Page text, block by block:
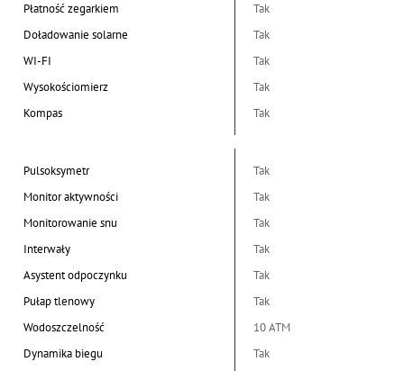
Płatność zegarkiem
Tak
Doładowanie solarne
Tak
WI-FI
Tak
Wysokościomierz
Tak
Kompas
Tak
Pulsoksymetr
Tak
Monitor aktywności
Tak
Monitorowanie snu
Tak
Interwały
Tak
Asystent odpoczynku
Tak
Pułap tlenowy
Tak
Wodoszczelność
10 ATM
Dynamika biegu
Tak